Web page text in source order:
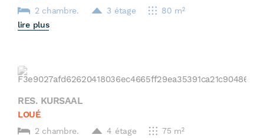
2 chambre. 3 étage
80 m²
lire plus
RES. KURSAAL
LOUÉ
2 chambre. 4 étage 75 m²